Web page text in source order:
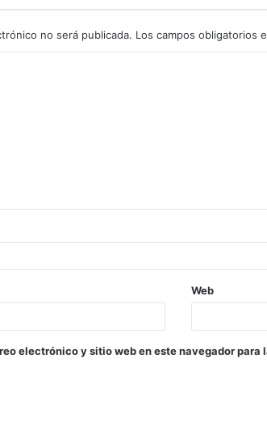
no será publicada. Los campos obligatorios
Web
electrónico y sitio web en este navegador para